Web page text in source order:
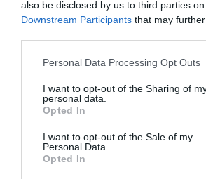
also be disclosed by us to third parties
Downstream Participants that may
Please note that this website/app uses
not limited to your visit or usage
grant or deny consent to Google and its
use your data for below specified
consent section.
Personal Data Processing Opt Outs
I want to opt-out of the Sharing of
personal data.
Opted In
I want to opt-out of the Sale of my
Personal Data.
Opted In
Β.Πούτιν: «Αν απαντήσουμε
επιθέσεις σε πυρηνικούς
Ο Ρώσος πρόεδρος τόνισε πώς είναι
καθήκον του ρωσικού Στρατού να
Ουκρανούς στρατιώτες έξω από το